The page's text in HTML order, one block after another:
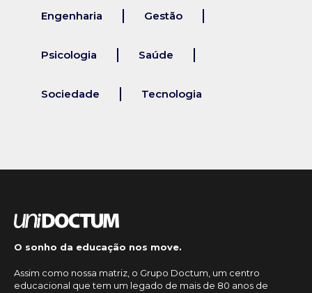
Engenharia Gestão
Psicologia Saúde
Sociedade Tecnologia
O sonho da educação nos move.
Assim como nossa matriz, o Grupo Doctum, um centro
educacional que tem um legado de mais de 80 anos de